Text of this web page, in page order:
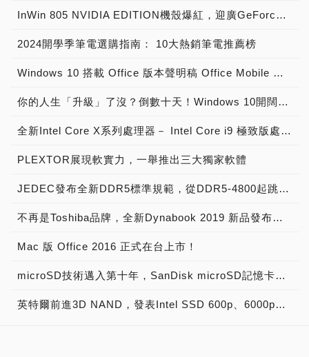
InWin 805 NVIDIA EDITION機殼爆紅，迎廣GeForce GTX特仕版機箱正式開賣！
2024開學季筆電選購指南： 10大熱銷筆電推薦榜
Windows 10 搭載 Office 版本聲明稿 Office Mobile 、 Office 2016 與 Office 365 版本差異說明
你的人生「升級」了沒？倒數十天！Windows 10開闊你的無限視野
全新Intel Core X系列處理器－ Intel Core i9 極致版處理器 重裝上陣
PLEXTOR展現軟實力，一舉推出三大獨家軟體
JEDEC發布全新DDR5標準規範，從DDR5-4800起跳! 將加速導入下世代高效能電腦系統
不再是Toshiba品牌，全新Dynabook 2019 新品發布，透過運算與服務改變世界
Mac 版 Office 2016 正式在台上市！
microSD技術邁入第十年，SanDisk microSD記憶卡出貨量突破20億片
英特爾前進3D NAND，發表Intel SSD 600p、6000p、E 5420s、E 6000p、DC P3520、DC S3520固態硬碟！